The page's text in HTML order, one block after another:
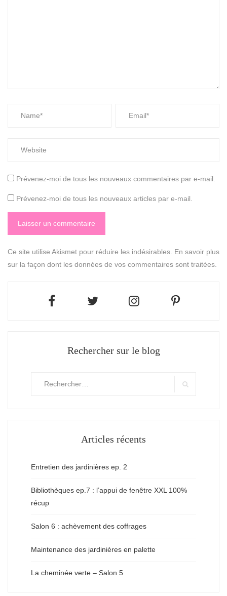
Prévenez-moi de tous les nouveaux commentaires par e-mail.
Prévenez-moi de tous les nouveaux articles par e-mail.
Ce site utilise Akismet pour réduire les indésirables. En savoir plus
sur la façon dont les données de vos commentaires sont traitées
Rechercher sur le blog
Articles récents
Entretien des jardinières ep. 2
Bibliothèques ep.7 : l’appui de fenêtre XXL 100%
récup
Salon 6 : achèvement des coffrages
Maintenance des jardinières en palette
La cheminée verte – Salon 5